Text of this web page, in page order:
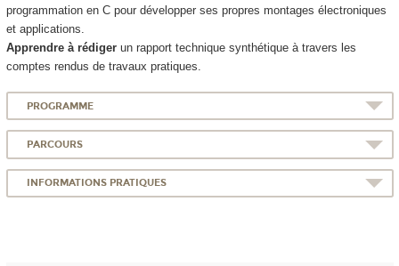
programmation en C pour développer ses propres montages électroniques
et applications.
Apprendre à rédigerun rapport technique synthétique à travers les
comptes rendus de travaux pratiques.
PROGRAMME
PARCOURS
INFORMATIONS PRATIQUES